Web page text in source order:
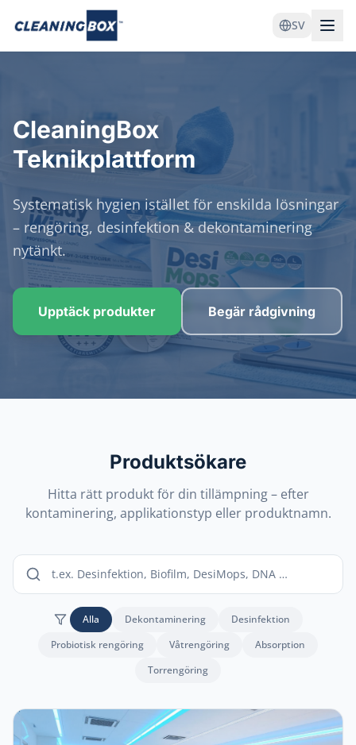
SV
CleaningBox
Teknikplattform
Systematisk hygien istället för enskilda lösningar
– rengöring, desinfektion & dekontaminering
nytänkt.
Upptäck produkter Begär rådgivning
Produktsökare
Hitta rätt produkt för din tillämpning – efter
kontaminering, applikationstyp eller produktnamn.
Alla Dekontaminering
Desinfektion
Probiotisk rengöring
Våtrengöring
Absorption
Torrengöring